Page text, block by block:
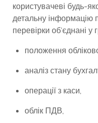
користувачеві будь-
детальну інформацію
перевірки об’єднані у
положення
аналіз стану
операції з каси,
облік ПДВ,